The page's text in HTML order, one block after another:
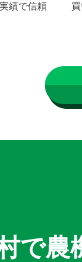
績で信頼
で農